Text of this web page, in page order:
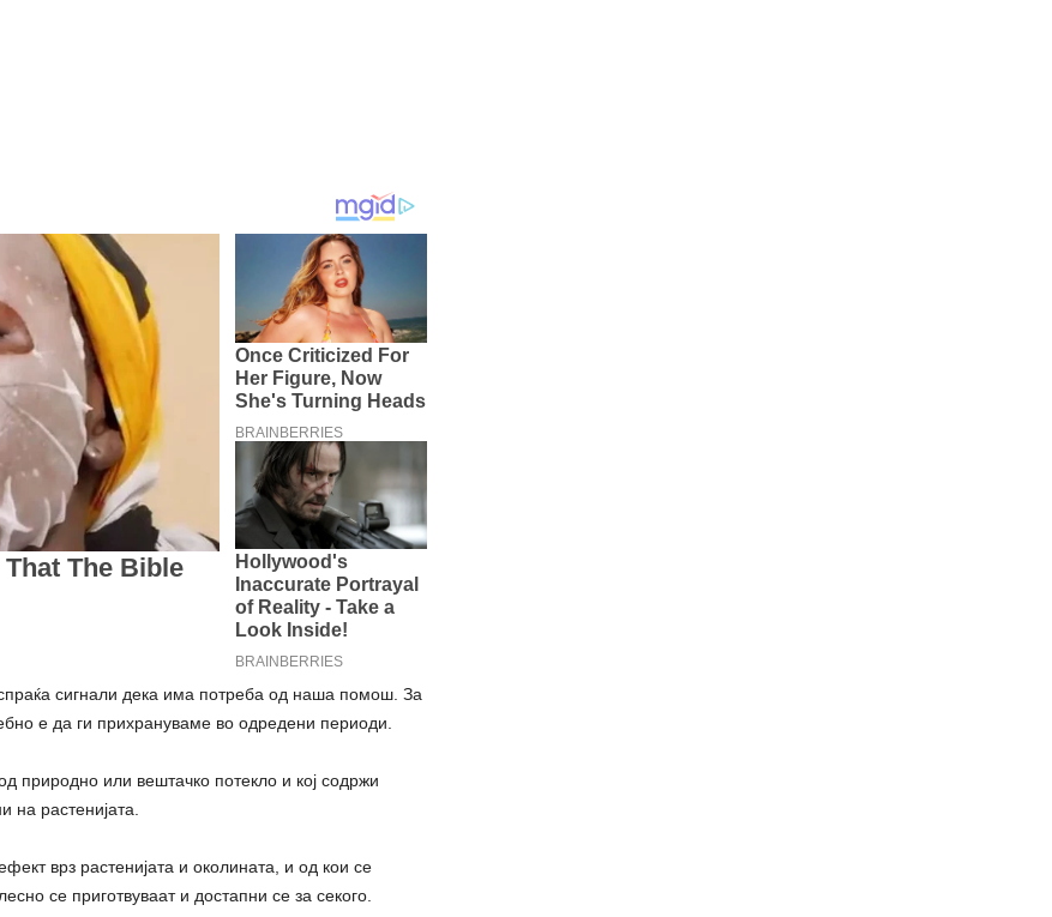
сигнали дека има потреба од наша помош. За
е да ги прихрануваме во одредени периоди.
природно или вештачко потекло и кој содржи
на растенијата.
врз растенијата и околината, и од кои се
се приготвуваат и достапни се за секого.